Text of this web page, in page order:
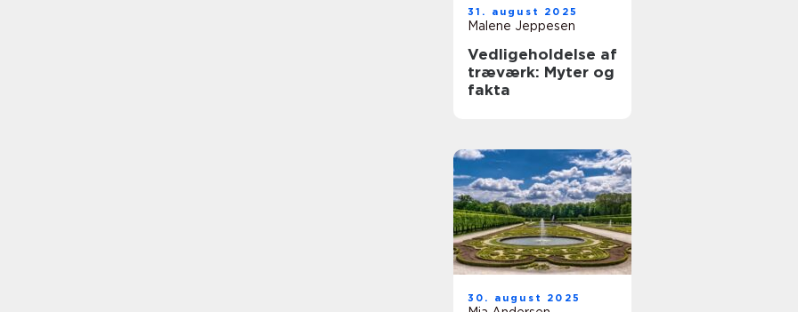
31. august 2025
Malene Jeppesen
Vedligeholdelse af
træværk: Myter og
fakta
30. august 2025